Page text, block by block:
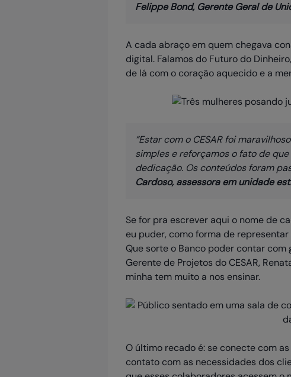
Felippe Bond, Gerente Geral de
A cada abraço em quem chegava
digital. Falamos do Futuro do
de lá com o coração aquecido e a
“Estar com o CESAR foi
simples e reforçamos o fato de
dedicação. Os conteúdos foram
Cardoso, assessora em unidade
Se for pra escrever aqui o nome de
eu puder, como forma de
Que sorte o Banco poder contar com
Gerente de Projetos do CESAR,
minha tem muito a nos ensinar.
O último recado é: se conecte com
contato com as necessidades dos